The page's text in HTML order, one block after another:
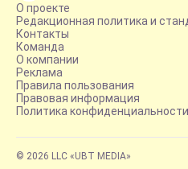
О проекте
Редакционная политика и
Контакты
Команда
О компании
Реклама
Правила пользования
Правовая информация
Политика конфиденциальности
© 2026 LLC «UBT MEDIA»